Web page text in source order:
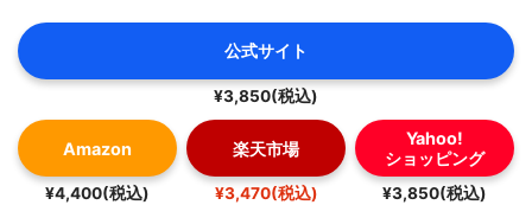
公式サイト
¥3,850(税込)
Amazon
¥4,400(税込)
楽天市場
¥3,470(税込)
Yahoo!
ショッピング
¥3,850(税込)